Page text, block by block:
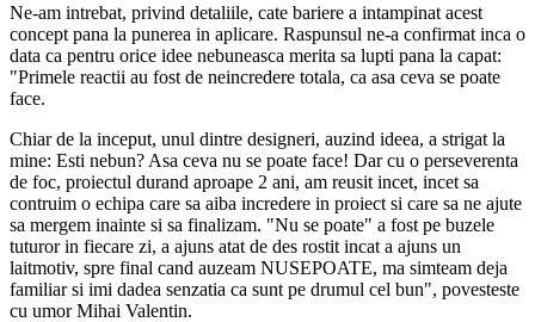
Ne-am intrebat, privind detaliile, cate bariere a intampinat acest
concept pana la punerea in aplicare. Raspunsul ne-a confirmat inca o
data ca pentru orice idee nebuneasca merita sa lupti pana la capat:
"Primele reactii au fost de neincredere totala, ca asa ceva se poate
face.
Chiar de la inceput, unul dintre designeri, auzind ideea, a strigat la
mine: Esti nebun? Asa ceva nu se poate face! Dar cu o perseverenta
de foc, proiectul durand aproape 2 ani, am reusit incet, incet sa
contruim o echipa care sa aiba incredere in proiect si care sa ne ajute
sa mergem inainte si sa finalizam. "Nu se poate" a fost pe buzele
tuturor in fiecare zi, a ajuns atat de des rostit incat a ajuns un
laitmotiv, spre final cand auzeam NUSEPOATE, ma simteam deja
familiar si imi dadea senzatia ca sunt pe drumul cel bun", povesteste
cu umor Mihai Valentin.